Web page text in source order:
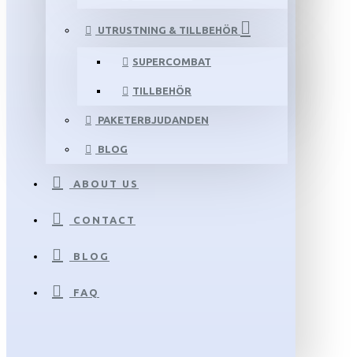
UTRUSTNING & TILLBEHÖR
SUPERCOMBAT
TILLBEHÖR
PAKETERBJUDANDEN
BLOG
ABOUT US
CONTACT
BLOG
FAQ